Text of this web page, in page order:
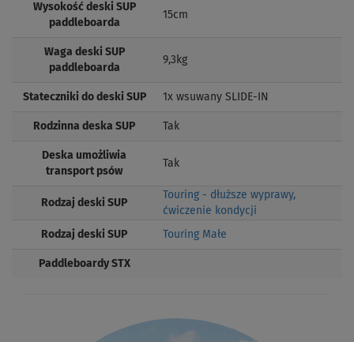
Wysokość deski SUP
paddleboarda
15cm
Waga deski SUP
paddleboarda
9,3kg
Stateczniki do deski SUP 1x wsuwany SLIDE-IN
Rodzinna deska SUP Tak
Deska umożliwia
transport psów
Tak
Rodzaj deski SUP
Touring - dłuższe wyprawy,
ćwiczenie kondycji
Rodzaj deski SUP Touring Małe
Paddleboardy STX